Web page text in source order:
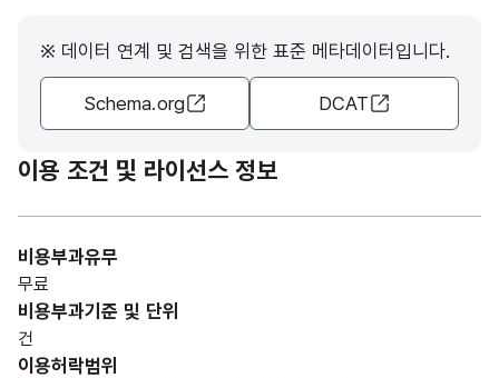
※ 데이터 연계 및 검색을 위한 표준 메타데이터입니다.
Schema.org DCAT
이용 조건 및 라이선스 정보
비용부과유무
무료
비용부과기준 및 단위
건
이용허락범위